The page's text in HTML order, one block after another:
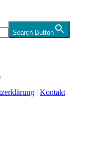
Search Button
| Kontakt